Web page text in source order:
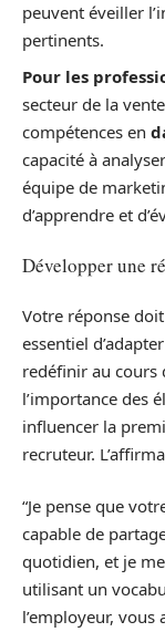
peuvent éveiller
pertinents.
Pour les
secteur de la
compétences en
capacité à
équipe de
d’apprendre et
Développer une
Votre réponse
essentiel
redéfinir au cours
l’importance des
influencer la
recruteur.
“Je pense que
capable de
quotidien, et je
utilisant un
l’employeur,